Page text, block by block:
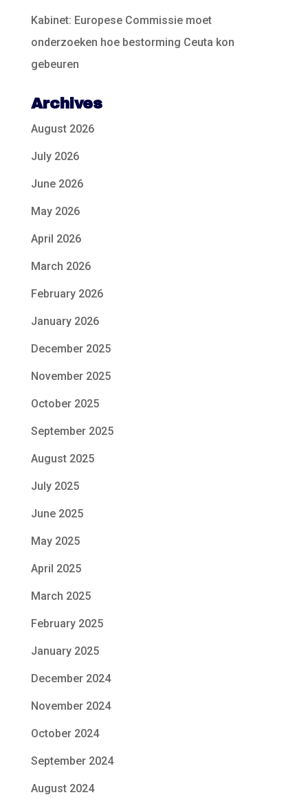
Kabinet: Europese Commissie moet
onderzoeken hoe bestorming Ceuta kon
gebeuren
Archives
August 2026
July 2026
June 2026
May 2026
April 2026
March 2026
February 2026
January 2026
December 2025
November 2025
October 2025
September 2025
August 2025
July 2025
June 2025
May 2025
April 2025
March 2025
February 2025
January 2025
December 2024
November 2024
October 2024
September 2024
August 2024